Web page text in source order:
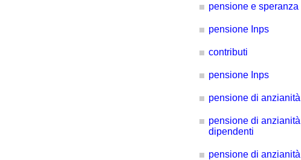
pensione e speranza
pensione Inps
contributi
pensione Inps
pensione di anzianità
pensione di
dipendenti
pensione di